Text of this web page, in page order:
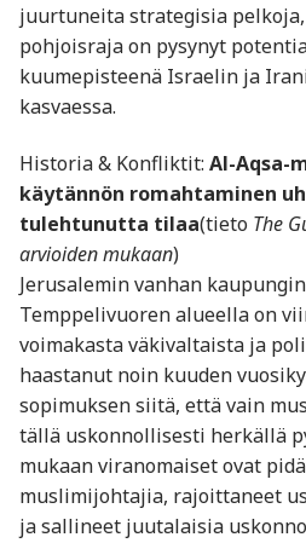
juurtuneita strategisia
pohjoisraja on pysynyt
kuumepisteenä Israelin ja
kasvaessa.
Historia & Konfliktit: Al-Aqsa-
käytännön romahtaminen
tulehtunutta tilaa(tieto The
arvioiden mukaan)
Jerusalemin vanhan
Temppelivuoren alueella on
voimakasta väkivaltaista ja
haastanut noin kuuden
sopimuksen siitä, että vain
tällä uskonnollisesti herkällä
mukaan viranomaiset ovat
muslimijohtajia, rajoittaneet
ja sallineet juutalaisia